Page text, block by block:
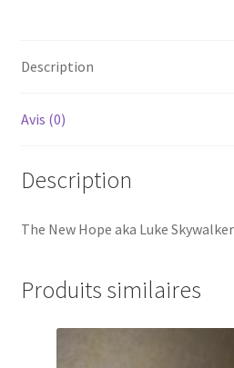
base
Description
Avis (0)
Description
The New Hope aka Luke
Produits similaires